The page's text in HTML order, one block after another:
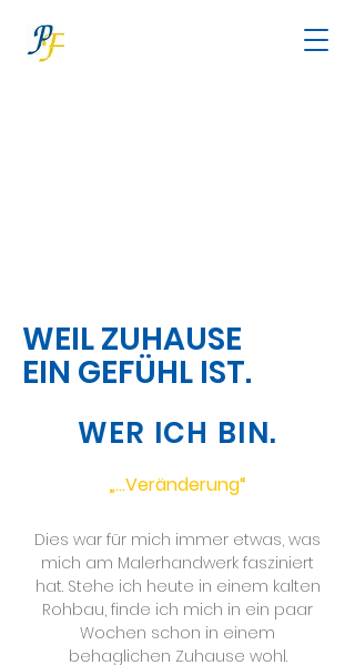
WER ICH BIN.
Dies war für mich immer etwas, was
mich am Malerhandwerk fasziniert
hat. Stehe ich heute in einem kalten
Rohbau, finde ich mich in ein paar
Wochen schon in einem
behaglichen Zuhause wohl.
„…Veränderung“
WEIL ZUHAUSE
EIN GEFÜHL IST.